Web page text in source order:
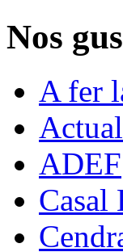
Nos
A fer
ADEF
Casal